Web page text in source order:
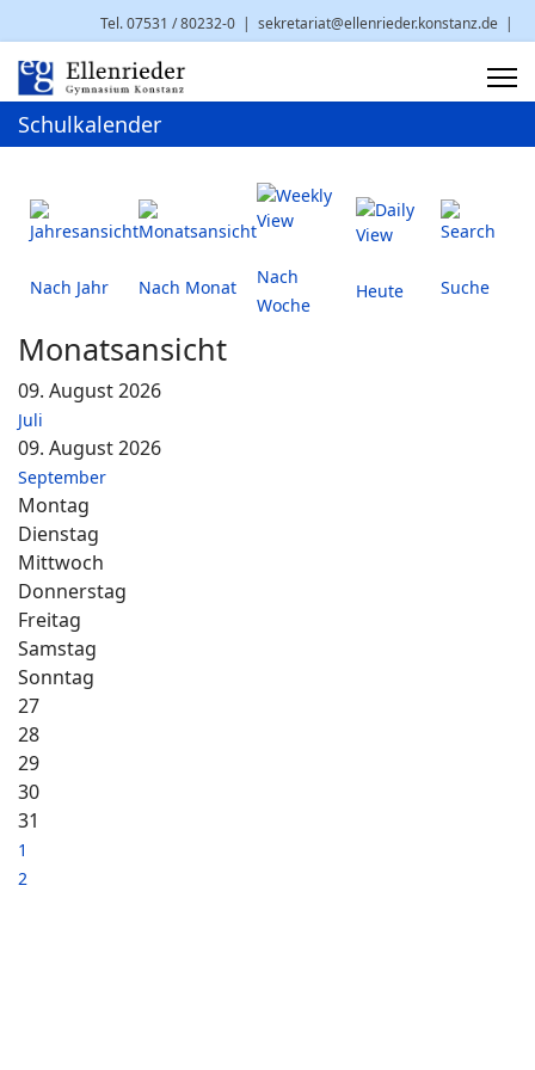
Tel. 07531 / 80232-0 | sekretariat@ellenrieder.konstanz.de |
Brauneggerstr. 29 | 78462 Konstanz
Schulkalender
Nach Jahr Nach Monat
Nach
Woche
Heute Suche
Monatsansicht
09. August 2026
Juli
09. August 2026
September
Montag
Dienstag
Mittwoch
Donnerstag
Freitag
Samstag
Sonntag
27
28
29
30
31
1
2